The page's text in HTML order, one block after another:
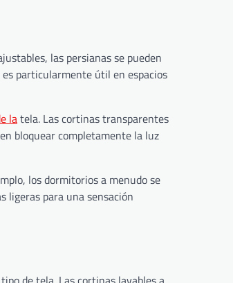
las persianas se pueden
particularmente útil en espacios
latela. Las cortinas transparentes
bloquear completamente la luz
los dormitorios a menudo se
ligeras para una sensación